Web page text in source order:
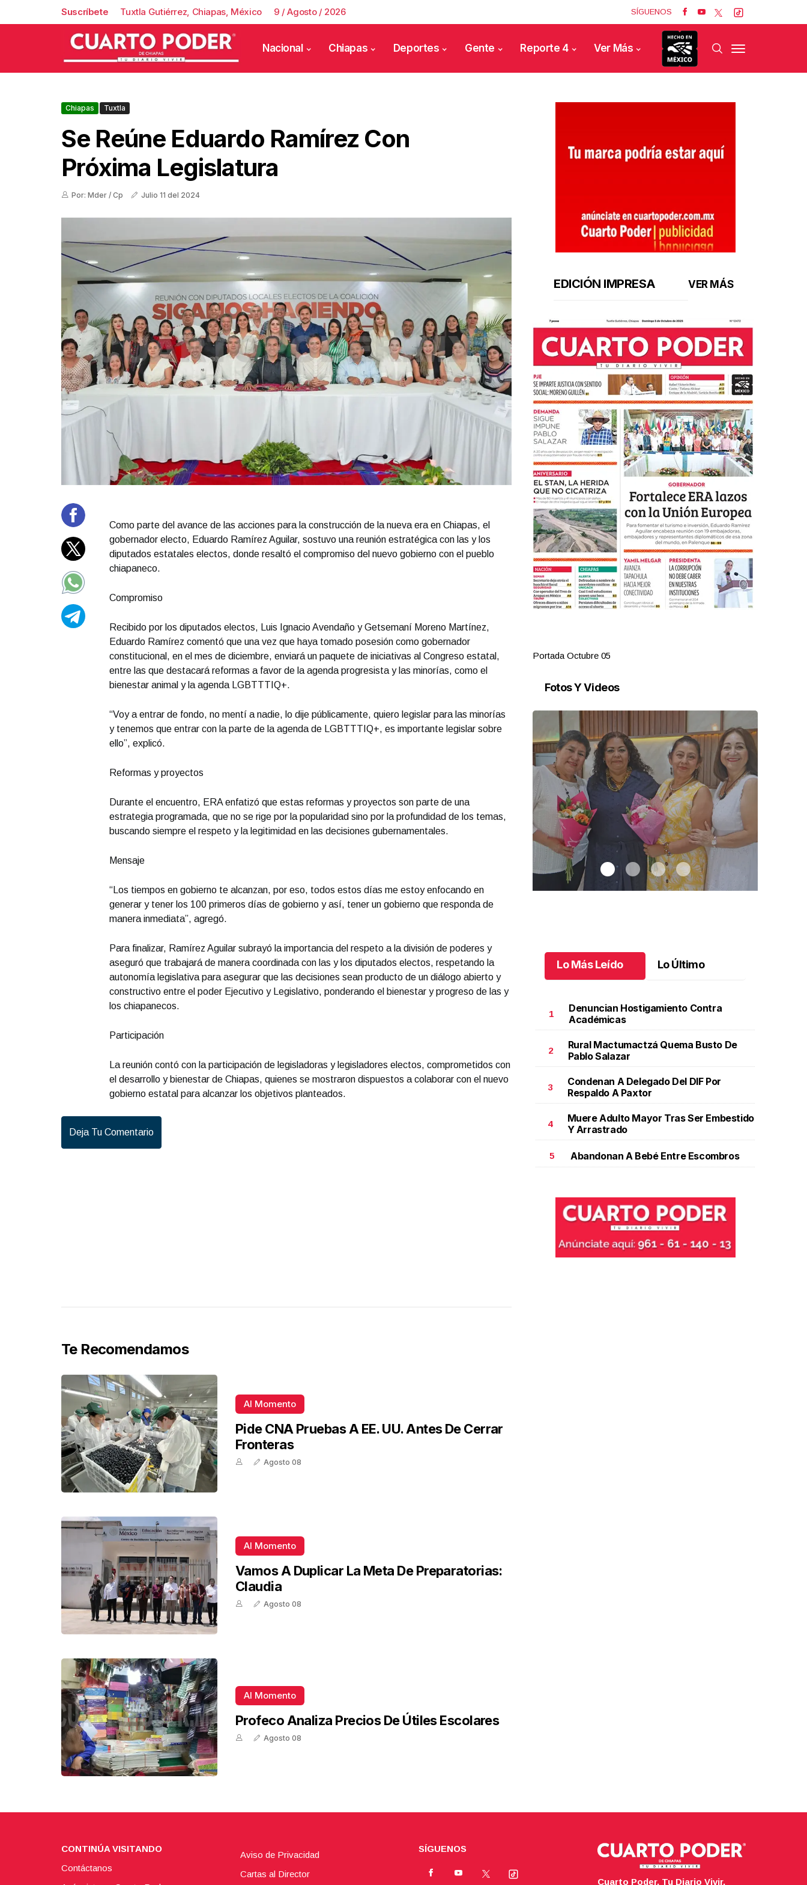
Suscríbete Tuxtla Gutiérrez, Chiapas, México 9 / Agosto / 2026 SÍGUENOS
Nacional Chiapas Deportes Gente Reporte 4 Ver Más
Chiapas Tuxtla
Se Reúne Eduardo Ramírez Con
Próxima Legislatura
Por: Mder / Cp Julio 11 del 2024
Como parte del avance de las acciones para la construcción de la nueva era en Chiapas, el
gobernador electo, Eduardo Ramírez Aguilar, sostuvo una reunión estratégica con las y los
diputados estatales electos, donde resaltó el compromiso del nuevo gobierno con el pueblo
chiapaneco.
Compromiso
Recibido por los diputados electos, Luis Ignacio Avendaño y Getsemaní Moreno Martínez,
Eduardo Ramírez comentó que una vez que haya tomado posesión como gobernador
constitucional, en el mes de diciembre, enviará un paquete de iniciativas al Congreso estatal,
entre las que destacará reformas a favor de la agenda progresista y las minorías, como el
bienestar animal y la agenda LGBTTTIQ+.
“Voy a entrar de fondo, no mentí a nadie, lo dije públicamente, quiero legislar para las minorías
y tenemos que entrar con la parte de la agenda de LGBTTTIQ+, es importante legislar sobre
ello”, explicó.
Reformas y proyectos
Durante el encuentro, ERA enfatizó que estas reformas y proyectos son parte de una
estrategia programada, que no se rige por la popularidad sino por la profundidad de los temas,
buscando siempre el respeto y la legitimidad en las decisiones gubernamentales.
Mensaje
“Los tiempos en gobierno te alcanzan, por eso, todos estos días me estoy enfocando en
generar y tener los 100 primeros días de gobierno y así, tener un gobierno que responda de
manera inmediata”, agregó.
Para finalizar, Ramírez Aguilar subrayó la importancia del respeto a la división de poderes y
aseguró que trabajará de manera coordinada con las y los diputados electos, respetando la
autonomía legislativa para asegurar que las decisiones sean producto de un diálogo abierto y
constructivo entre el poder Ejecutivo y Legislativo, ponderando el bienestar y progreso de las y
los chiapanecos.
Participación
La reunión contó con la participación de legisladoras y legisladores electos, comprometidos con
el desarrollo y bienestar de Chiapas, quienes se mostraron dispuestos a colaborar con el nuevo
gobierno estatal para alcanzar los objetivos planteados.
Deja Tu Comentario
Te Recomendamos
Al Momento
Pide CNA Pruebas A EE. UU. Antes De Cerrar
Fronteras
Agosto 08
Al Momento
Vamos A Duplicar La Meta De Preparatorias:
Claudia
Agosto 08
Al Momento
Profeco Analiza Precios De Útiles Escolares
Agosto 08
EDICIÓN IMPRESA VER MÁS
Portada Octubre 02 Portada Octubre 05
Fotos Y Videos
REPORTE4 | 03 10 2025 con Rodolfo Flores
Octubre 03 l 11 Visitas
Una emotiva jubilación en educación especial.Una
emotiva jubilación en educación especial
Octubre 04 l
Lo Más Leído Lo Último
1
Denuncian Hostigamiento Contra
Académicas
2
Rural Mactumactzá Quema Busto De
Pablo Salazar
3
Condenan A Delegado Del DIF Por
Respaldo A Paxtor
4
Muere Adulto Mayor Tras Ser Embestido
Y Arrastrado
5 Abandonan A Bebé Entre Escombros
CONTINÚA VISITANDO
Contáctanos
Aviso de Privacidad
Cartas al Director
SÍGUENOS
Cuarto Poder. Tu Diario Vivir.